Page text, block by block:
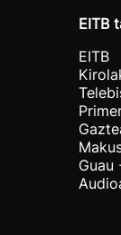
EITB
EITB
Guau